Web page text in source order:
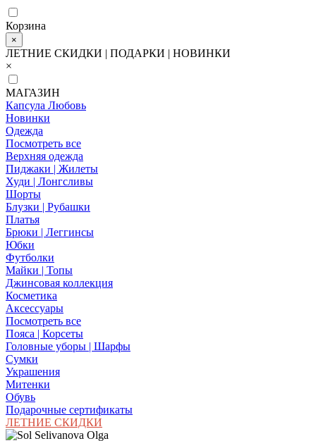
Корзина
×
ЛЕТНИЕ СКИДКИ | ПОДАРКИ | НОВИНКИ
×
МАГАЗИН
Капсула Любовь
Новинки
Одежда
Посмотреть все
Верхняя одежда
Пиджаки | Жилеты
Худи | Лонгсливы
Шорты
Блузки | Рубашки
Платья
Брюки | Леггинсы
Юбки
Футболки
Майки | Топы
Джинсовая коллекция
Косметика
Аксессуары
Посмотреть все
Пояса | Корсеты
Головные уборы | Шарфы
Сумки
Украшения
Митенки
Обувь
Подарочные сертификаты
ЛЕТНИЕ СКИДКИ